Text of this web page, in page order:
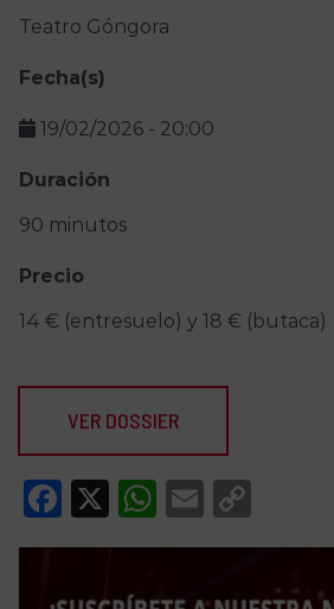
Teatro Góngora
Fecha(s)
19/02/2026- 20:00
Duración
90 minutos
Precio
14 € (entresuelo) y 18 € (butaca)
VER DOSSIER
Facebook
X WhatsApp
Email
Link